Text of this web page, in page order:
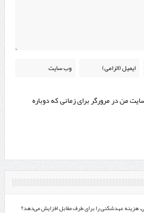
من در مرورگر برای زمانی که دوباره
هزینه عهدشکنی را برای طرف مقابل افزایش می‌دهد؟